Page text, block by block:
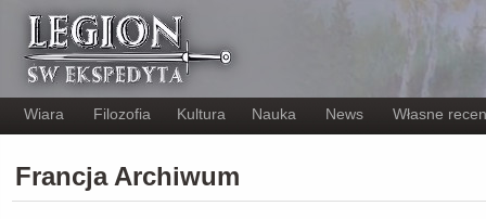
Wiara Filozofia Kultura Nauka News Własne
Francja Archiwum